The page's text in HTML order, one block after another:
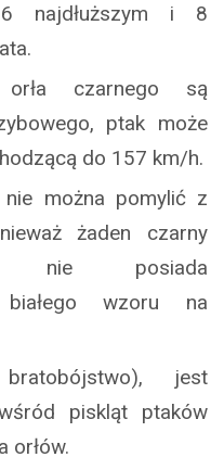
najdłuższym i 8
orła czarnego są
ptak może
do 157 km/h.
nie można pomylić z
żaden czarny
nie posiada
białego wzoru na
jest
piskląt ptaków
orłów.